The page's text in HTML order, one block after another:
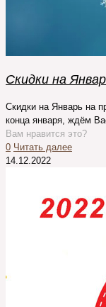
Скидки на
Скидки на Январь на
конца января, ждём
Вам нравится это?
0 Читать далее
14.12.2022